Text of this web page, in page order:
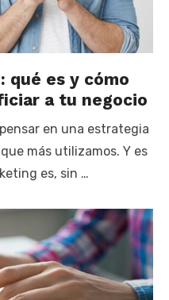
qué es y cómo
a tu negocio
en una estrategia
más utilizamos. Y es
es, sin …